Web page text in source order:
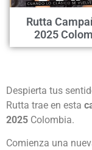
Rutta
2025
Despierta tus
Rutta trae en esta
2025 Colombia.
Comienza una